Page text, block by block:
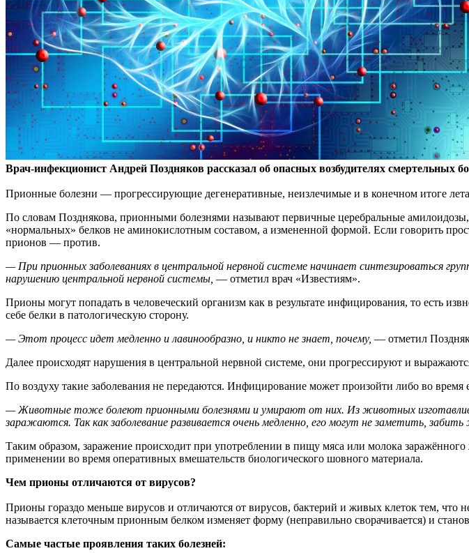
Врач-инфекционист Андрей Поздняков рассказал об опасных возбудителях смертельных
Прионные болезни — прогрессирующие дегенеративные, неизлечимые и в конечном итоге
По словам Позднякова, прионными болезнями называют первичные церебральные
«нормальных» белков не аминокислотным составом, а измененной формой. Если говорить
прионов — против.
— При прионных заболеваниях в центральной нервной системе начинает синтезироваться
нарушению центральной нервной системы, — отметил врач «Известиям».
Прионы могут попадать в человеческий организм как в результате инфицирования, то есть
себе белки в патологическую сторону.
— Этот процесс идет медленно и лавинообразно, и никто не знает, почему, — отметил
Далее происходят нарушения в центральной нервной системе, они прогрессируют и
По воздуху такие заболевания не передаются. Инфицирование может произойти либо во
— Животные тоже болеют прионными болезнями и умирают от них. Из животных
заражаются. Так как заболевание развивается очень медленно, его могут не заметить,
Таким образом, заражение происходит при употреблении в пищу мяса или молока
применении во время оперативных вмешательств биологического шовного материала.
Чем прионы отличаются от вирусов?
Прионы гораздо меньше вирусов и отличаются от вирусов, бактерий и живых клеток тем, что
называется клеточным прионным белком изменяет форму (неправильно сворачивается) и
Самые частые проявления таких болезней: